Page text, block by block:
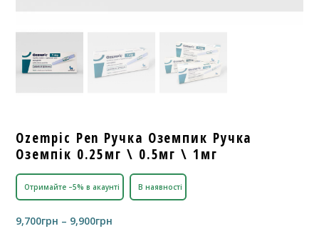
Ozempic Pen Ручка Оземпик Ручка
Оземпік 0.25мг \ 0.5мг \ 1мг
Отримайте –5% в акаунті В наявності
9,700грн – 9,900грн